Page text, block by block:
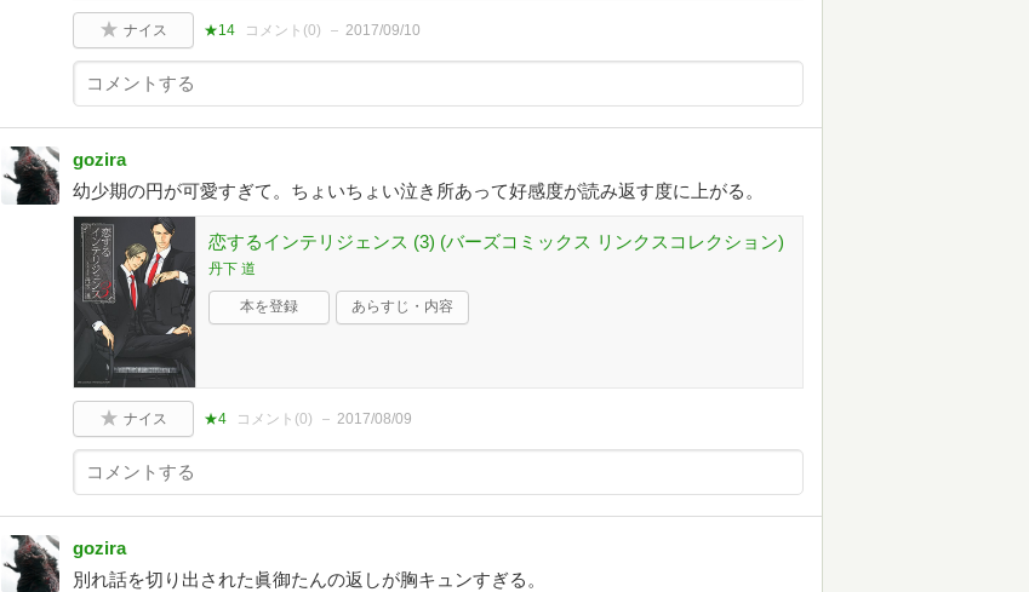
ナイス ★14 コメント(0) 2017/09/10
gozira
幼少期の円が可愛すぎて。ちょいちょい泣き所あって好感度が読み返す度に上がる。
恋するインテリジェンス (3) (バーズコミックス リンクスコレクション)
丹下 道
本を登録 あらすじ・内容
ナイス ★4 コメント(0) 2017/08/09
gozira
別れ話を切り出された眞御たんの返しが胸キュンすぎる。